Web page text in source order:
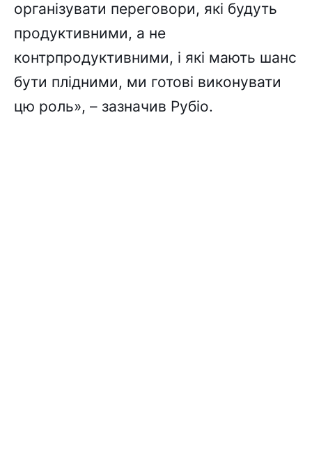
організувати переговори, які будуть
продуктивними, а не
контрпродуктивними, і які мають шанс
бути плідними, ми готові виконувати
цю роль», – зазначив Рубіо.